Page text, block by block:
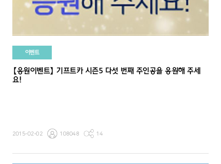
이벤트
【응원이벤트】 기프트카 시즌5 다섯 번째 주인공을 응원해 주세
요!
2015-02-02 108048 14